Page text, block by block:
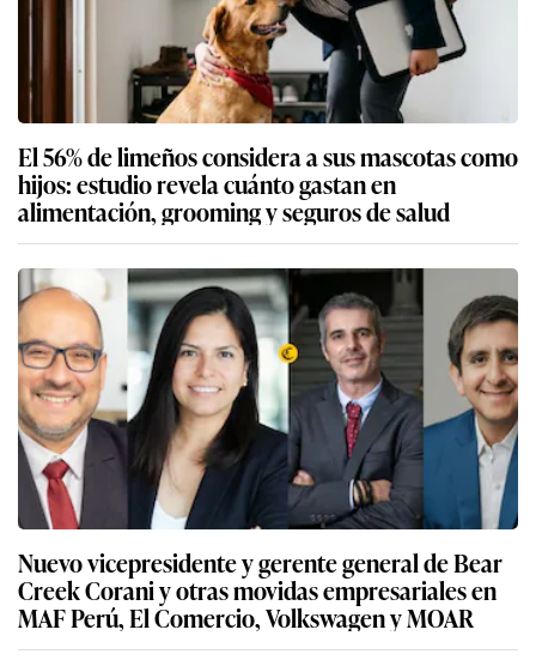
El 56% de limeños considera a sus mascotas como
hijos: estudio revela cuánto gastan en
alimentación, grooming y seguros de salud
Nuevo vicepresidente y gerente general de Bear
Creek Corani y otras movidas empresariales en
MAF Perú, El Comercio, Volkswagen y MOAR